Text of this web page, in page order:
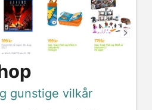
gunstige vilkår